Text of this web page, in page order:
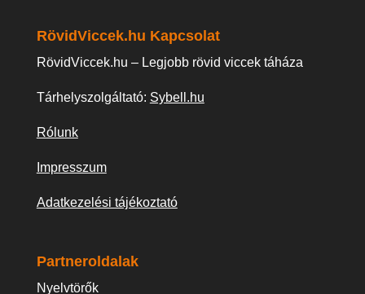
RövidViccek.hu Kapcsolat
RövidViccek.hu – Legjobb rövid viccek táháza
Tárhelyszolgáltató: Sybell.hu
Rólunk
Impresszum
Adatkezelési tájékoztató
Partneroldalak
Nyelvtörők